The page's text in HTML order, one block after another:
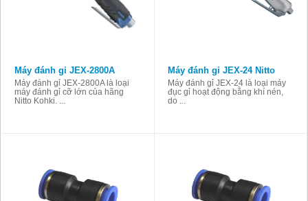
Máy đánh gỉ JEX-2800A
Máy đánh gỉ JEX-2800A là loại
máy đánh gỉ cỡ lớn của hãng
Nitto Kohki. ...
Máy đánh gỉ JEX-24 Nitto
Máy đánh gỉ JEX-24 là loại máy
đục gỉ hoạt động bằng khí nén,
do ...